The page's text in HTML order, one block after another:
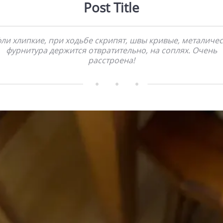
Post Title
хлипкие, при ходьбе скрипят, швы кривые,
фурнитура держится отвратительно, на соплях. Очень
расстроена!